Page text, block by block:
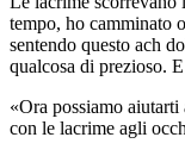
tempo, ho camminato
sentendo questo ach
qualcosa di prezioso.
«Ora possiamo
con le lacrime agli